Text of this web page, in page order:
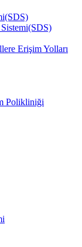
Erişim Yolları
Polikliniği